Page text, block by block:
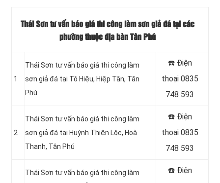
Thái Sơn tư vấn báo giá thi công làm sơn giả đá tại các
phường thuộc địa bàn Tân Phú
1
Thái Sơn tư vấn báo giá thi công làm
sơn giả đá tại Tô Hiệu, Hiệp Tân, Tân
Phú
☎️ Điện
thoại 0835
748 593
2
Thái Sơn tư vấn báo giá thi công làm
sơn giả đá tại Huỳnh Thiện Lộc, Hoà
Thanh, Tân Phú
☎️ Điện
thoại 0835
748 593
Thái Sơn tư vấn báo giá thi công làm
☎️ Điện